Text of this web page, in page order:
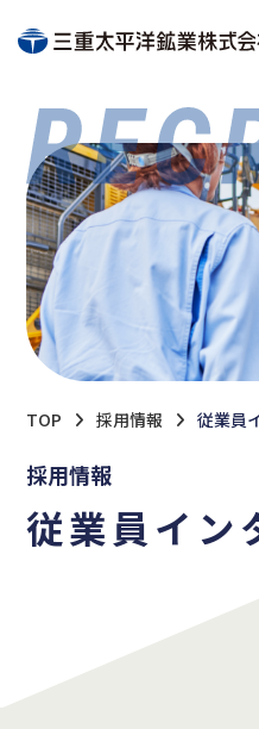
TOP 採用情報 従業員
採用情報
従業員イン